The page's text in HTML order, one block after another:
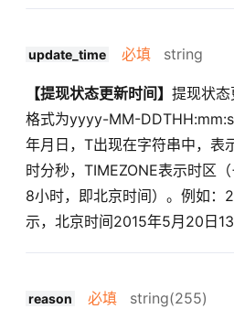
update_time 必填 string
【提现状态更新时间】 提现状
格式为yyyy-MM-
年月日，T出现在字符串中，表
时分秒，TIMEZONE表示时区
8小时，即北京时间）。例如
示，北京时间2015年5月20日
reason 必填 string(255)